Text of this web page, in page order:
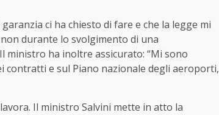
ci ha chiesto di fare e che la legge mi
durante lo svolgimento di una
ministro ha inoltre assicurato: “Mi sono
contratti e sul Piano nazionale degli aeroporti,
Il ministro Salvini mette in atto la